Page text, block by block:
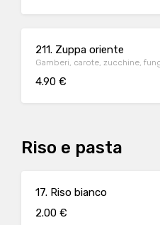
211. Zuppa oriente
Gamberi, carote, zucchine,
4.90 €
Riso e pasta
17. Riso bianco
2.00 €